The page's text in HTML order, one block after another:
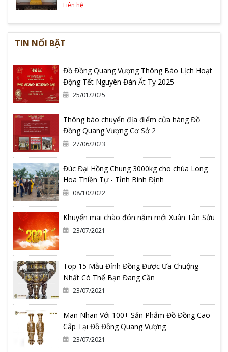
Liên hệ
TIN NỔI BẬT
Đồ Đồng Quang Vượng Thông Báo Lịch Hoạt
Động Tết Nguyên Đán Ất Tỵ 2025
25/01/2025
Thông báo chuyển địa điểm cửa hàng Đồ
Đồng Quang Vượng Cơ Sở 2
27/06/2023
Đúc Đại Hồng Chung 3000kg cho chùa Long
Hoa Thiền Tự - Tỉnh Bình Định
08/10/2022
Khuyến mãi chào đón năm mới Xuân Tân Sửu
23/07/2021
Top 15 Mẫu Đỉnh Đồng Được Ưa Chuộng
Nhất Có Thể Bạn Đang Cần
23/07/2021
Mãn Nhãn Với 100+ Sản Phẩm Đồ Đồng Cao
Cấp Tại Đồ Đồng Quang Vượng
23/07/2021